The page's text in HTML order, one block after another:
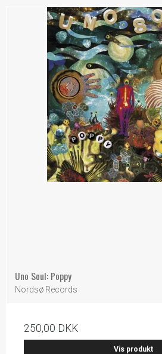
Uno Soul: Poppy
Nordsø Records
250,00 DKK
Vis produkt